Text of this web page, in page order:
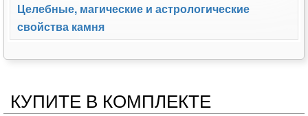
Целебные, магические и астрологические
свойства камня
КУПИТЕ В КОМПЛЕКТЕ